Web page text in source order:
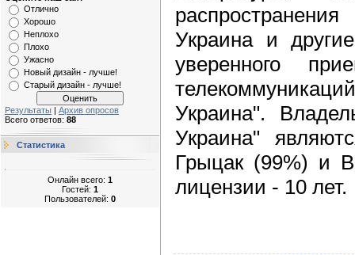
Отлично
Хорошо
Неплохо
Плохо
Ужасно
Новый дизайн - лучше!
Старый дизайн - лучше!
Результаты | Архив опросов
Всего ответов: 88
Статистика
Онлайн всего: 1
Гостей: 1
Пользователей: 0
Украина и
уверенного
Украина".
Украина"
Грыцак (99%) и
лицензии - 10 лет.